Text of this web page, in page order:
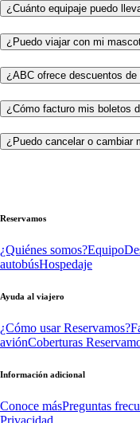
¿Cuánto equipaje puedo
¿Puedo viajar con mi
¿ABC ofrece descuentos
¿Cómo facturo mis boletos
¿Puedo cancelar o cambiar
Reservamos
¿Quiénes somos?Equipo
autobúsHospedaje
Ayuda al viajero
¿Cómo usar Reservamos?
aviónCoberturas
Información adicional
Conoce másPreguntas
Privacidad